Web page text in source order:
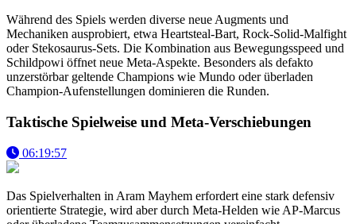
Während des Spiels werden diverse neue Augments und
Mechaniken ausprobiert, etwa Heartsteal-Bart, Rock-Solid-Malfight
oder Stekosaurus-Sets. Die Kombination aus Bewegungsspeed und
Schildpowi öffnet neue Meta-Aspekte. Besonders als defakto
unzerstörbar geltende Champions wie Mundo oder überladen
Champion-Aufenstellungen dominieren die Runden.
Taktische Spielweise und Meta-Verschiebungen
06:19:57
Das Spielverhalten in Aram Mayhem erfordert eine stark defensiv
orientierte Strategie, wird aber durch Meta-Helden wie AP-Marcus